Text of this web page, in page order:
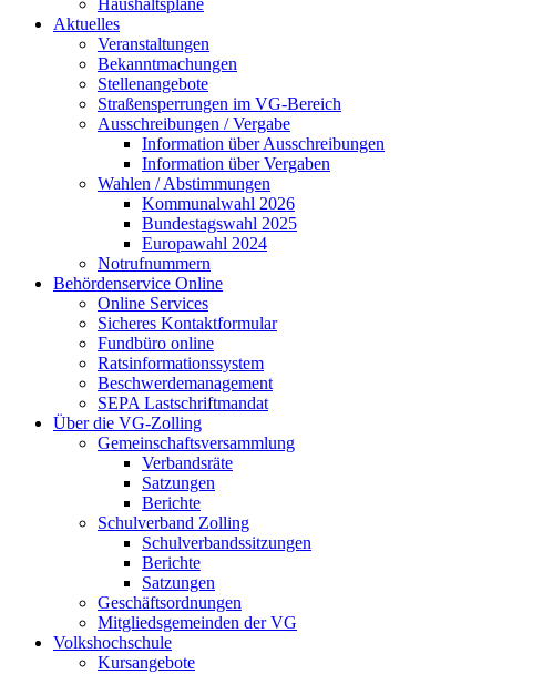
Haushaltspläne
Aktuelles
Veranstaltungen
Bekanntmachungen
Stellenangebote
Straßensperrungen im VG-Bereich
Ausschreibungen / Vergabe
Information über Ausschreibungen
Information über Vergaben
Wahlen / Abstimmungen
Kommunalwahl 2026
Bundestagswahl 2025
Europawahl 2024
Notrufnummern
Behördenservice Online
Online Services
Sicheres Kontaktformular
Fundbüro online
Ratsinformationssystem
Beschwerdemanagement
SEPA Lastschriftmandat
Über die VG-Zolling
Gemeinschaftsversammlung
Verbandsräte
Satzungen
Berichte
Schulverband Zolling
Schulverbandssitzungen
Berichte
Satzungen
Geschäftsordnungen
Mitgliedsgemeinden der VG
Volkshochschule
Kursangebote